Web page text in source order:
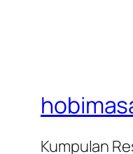
Kumpulan